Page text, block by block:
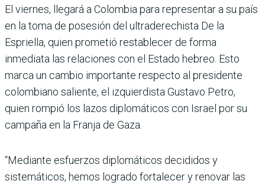
El viernes, llegará a Colombia para representar a su país
en la toma de posesión del ultraderechista De la
Espriella, quien prometió restablecer de forma
inmediata las relaciones con el Estado hebreo. Esto
marca un cambio importante respecto al presidente
colombiano saliente, el izquierdista Gustavo Petro,
quien rompió los lazos diplomáticos con Israel por su
campaña en la Franja de Gaza.
“Mediante esfuerzos diplomáticos decididos y
sistemáticos, hemos logrado fortalecer y renovar las